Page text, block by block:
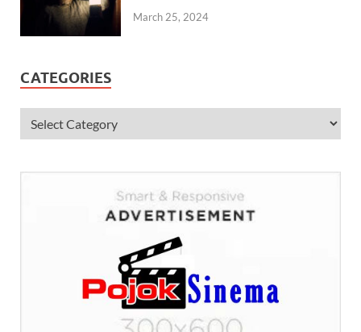
March 25, 2024
CATEGORIES